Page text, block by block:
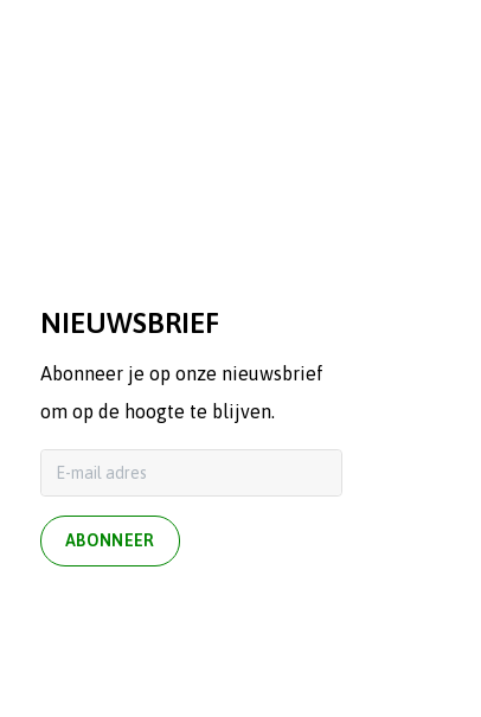
NIEUWSBRIEF
Abonneer je op onze nieuwsbrief
om op de hoogte te blijven.
ABONNEER